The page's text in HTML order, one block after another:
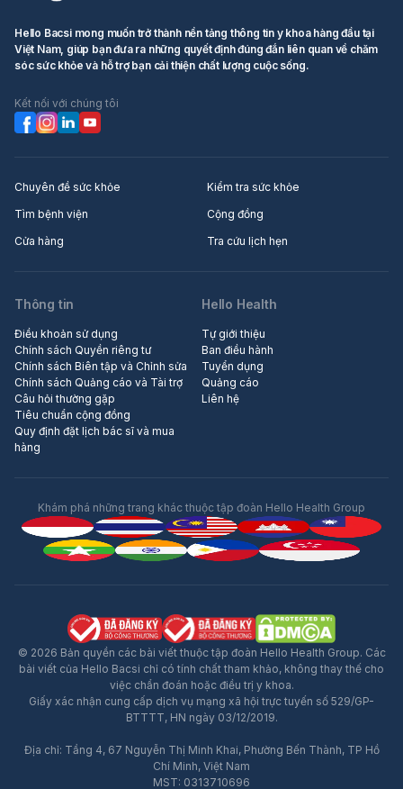
Hello Bacsi mong muốn trở thành nền tảng thông tin y khoa hàng đầu tại
Việt Nam, giúp bạn đưa ra những quyết định đúng đắn liên quan về chăm
sóc sức khỏe và hỗ trợ bạn cải thiện chất lượng cuộc sống.
Kết nối với chúng tôi
Chuyên đề sức khỏe
Kiểm tra sức khỏe
Tìm bệnh viện
Cộng đồng
Cửa hàng
Tra cứu lịch hẹn
Thông tin
Điều khoản sử dụng
Chính sách Quyền riêng tư
Chính sách Biên tập và Chỉnh sửa
Chính sách Quảng cáo và Tài trợ
Câu hỏi thường gặp
Tiêu chuẩn cộng đồng
Quy định đặt lịch bác sĩ và mua
hàng
Hello Health
Tự giới thiệu
Ban điều hành
Tuyển dụng
Quảng cáo
Liên hệ
Khám phá những trang khác thuộc tập đoàn Hello Health Group
© 2026 Bản quyền các bài viết thuộc tập đoàn Hello Health Group. Các
bài viết của Hello Bacsi chỉ có tính chất tham khảo, không thay thế cho
việc chẩn đoán hoặc điều trị y khoa.
Giấy xác nhận cung cấp dịch vụ mạng xã hội trực tuyến số 529/GP-
BTTTT, HN ngày 03/12/2019.
Địa chỉ: Tầng 4, 67 Nguyễn Thị Minh Khai, Phường Bến Thành, TP Hồ
Chí Minh, Việt Nam
MST: 0313710696